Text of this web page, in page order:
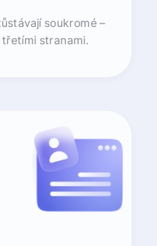
soukromé –
stranami.